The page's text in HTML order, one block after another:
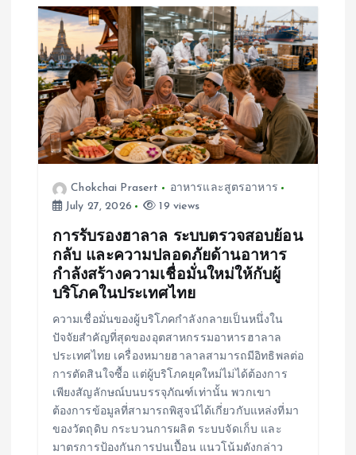
g
a
t
Chokchai Prasert
อาหารและสูตรอาหาร
July 27, 2026
19 views
การรับรองฮาลาล ระบบตรวจสอบย้อน
กลับ และความปลอดภัยด้านอาหาร
กำลังสร้างความเชื่อมั่นใหม่ให้กับผู้
บริโภคในประเทศไทย
ความเชื่อมั่นของผู้บริโภคกำลังกลายเป็นหนึ่งใน
ปัจจัยสำคัญที่สุดของอุตสาหกรรมอาหารฮาลาล
ประเทศไทย เครื่องหมายฮาลาลสามารถมีอิทธิพลต่อ
การตัดสินใจซื้อ แต่ผู้บริโภคยุคใหม่ไม่ได้ต้องการ
เพียงสัญลักษณ์บนบรรจุภัณฑ์เท่านั้น พวกเขา
ต้องการข้อมูลที่สามารถพิสูจน์ได้เกี่ยวกับแหล่งที่มา
ของวัตถุดิบ กระบวนการผลิต ระบบจัดเก็บ และ
มาตรการป้องกันการปนเปื้อน แนวโน้มดังกล่าว